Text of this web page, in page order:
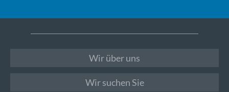
Wir über uns
Wir suchen Sie